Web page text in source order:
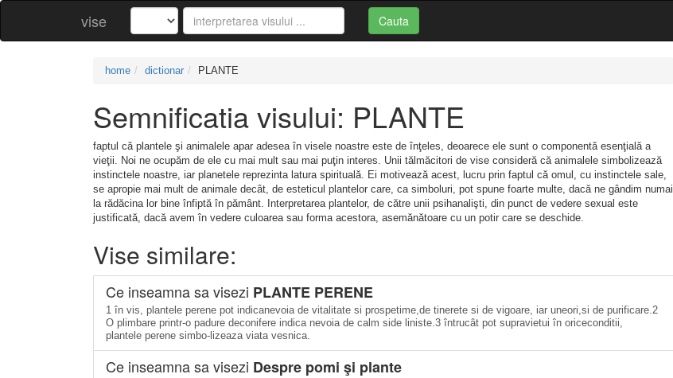
vise Cauta
home dictionar PLANTE
Semnificatia visului: PLANTE
faptul că plantele şi animalele apar adesea în visele noastre este de înţeles, deoarece ele sunt o componentă esenţială a
vieţii. Noi ne ocupăm de ele cu mai mult sau mai puţin interes. Unii tălmăcitori de vise consideră că animalele simbolizează
instinctele noastre, iar planetele reprezinta latura spirituală. Ei motivează acest, lucru prin faptul că omul, cu instinctele sale,
se apropie mai mult de animale decât, de esteticul plantelor care, ca simboluri, pot spune foarte multe, dacă ne gândim numai
la rădăcina lor bine înfiptă în pământ. Interpretarea plantelor, de către unii psihanalişti, din punct de vedere sexual este
justificată, dacă avem în vedere culoarea sau forma acestora, asemănătoare cu un potir care se deschide.
Vise similare:
Ce inseamna sa visezi PLANTE PERENE
1 în vis, plantele perene pot indicanevoia de vitalitate si prospetime,de tinerete si de vigoare, iar uneori,si de purificare.2
O plimbare printr-o padure deconifere indica nevoia de calm side liniste.3 întrucât pot supravietui în oriceconditii,
plantele perene simbo-lizeaza viata vesnica.
Ce inseamna sa visezi Despre pomi şi plante